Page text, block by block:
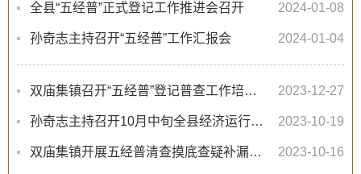
全县“五经普”正式登记工作推进会召开 2024-01-08
孙奇志主持召开“五经普”工作汇报会 2024-01-04
双庙集镇召开“五经普”登记普查工作培训会 2023-12-27
孙奇志主持召开10月中旬全县经济运行会商会 2023-10-19
双庙集镇开展五经普清查摸底查疑补漏工作 2023-10-16